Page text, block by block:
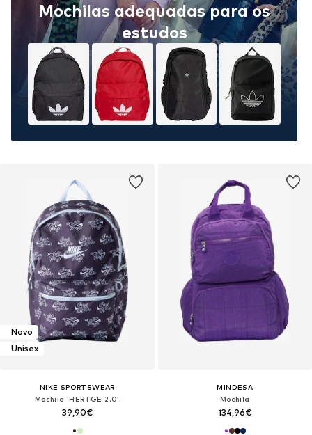
Mochilas adequadas para os
estudos
Novo
Unisex
NIKE SPORTSWEAR
Mochila 'HERTGE 2.0'
39,90€
MINDESA
Mochila
134,96€